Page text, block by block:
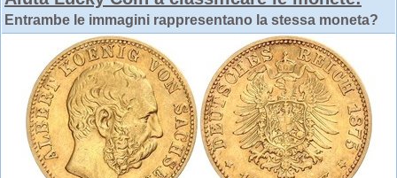
Entrambe le immagini rappresentano la stessa moneta?